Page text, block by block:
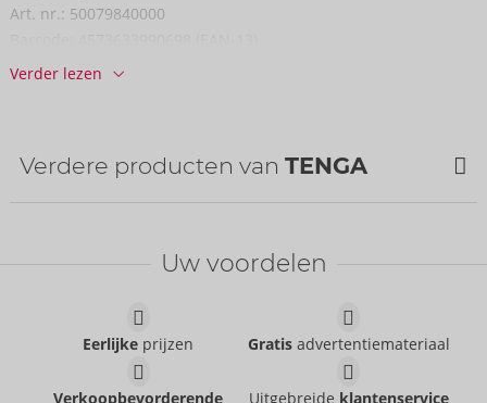
Art. nr.: 50079840000
Tariefnummer douane:
Verder lezen
Verdere producten van TENGA
Uw voordelen
Eerlijke prijzen Gratisadvertentiemateriaal
Verkoopbevorderende
Uitgebreide klantenservice